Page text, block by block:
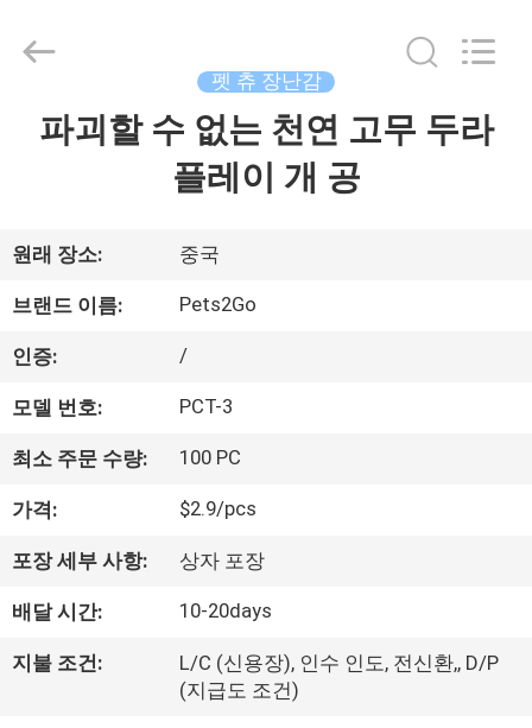
품
우
리
하
여
공
2020
Trading
펫 츄 장난감
파괴할 수 없는 천연 고무 두라
플레이 개 공
원래 장소: 중국
브랜드 이름: Pets2Go
인증: /
모델 번호: PCT-3
최소 주문 수량: 100 PC
가격: $2.9/pcs
포장 세부 사항: 상자 포장
배달 시간: 10-20days
지불 조건:
L/C (신용장), 인수 인도, 전신환,, D/P
(지급도 조건)